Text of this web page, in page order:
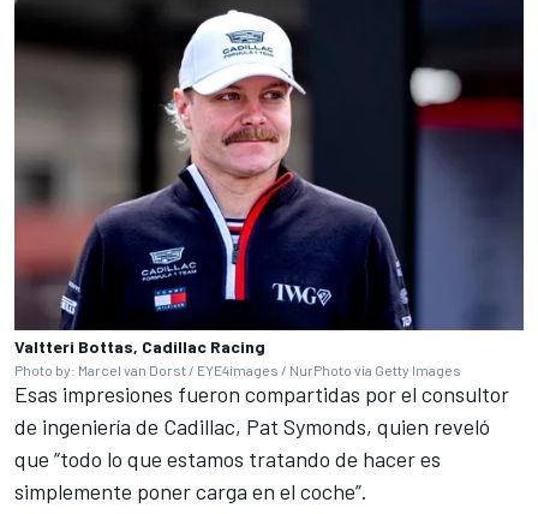
Valtteri Bottas, Cadillac Racing
Photo by: Marcel van Dorst / EYE4images / NurPhoto via Getty Images
Esas impresiones fueron compartidas por el consultor
de ingeniería de Cadillac, Pat Symonds, quien reveló
que “todo lo que estamos tratando de hacer es
simplemente poner carga en el coche”.